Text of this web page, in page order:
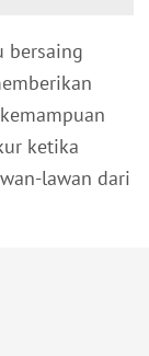
bersaing
ketika
lawan dari